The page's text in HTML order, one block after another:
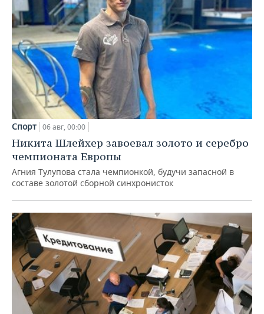
Спорт 06 авг, 00:00
Никита Шлейхер завоевал золото и серебро
чемпионата Европы
Агния Тулупова стала чемпионкой, будучи запасной в
составе золотой сборной синхронисток